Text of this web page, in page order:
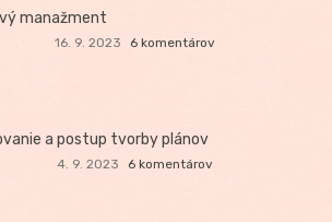
manažment
16. 9. 2023 6 komentárov
a postup tvorby plánov
4. 9. 2023 6 komentárov